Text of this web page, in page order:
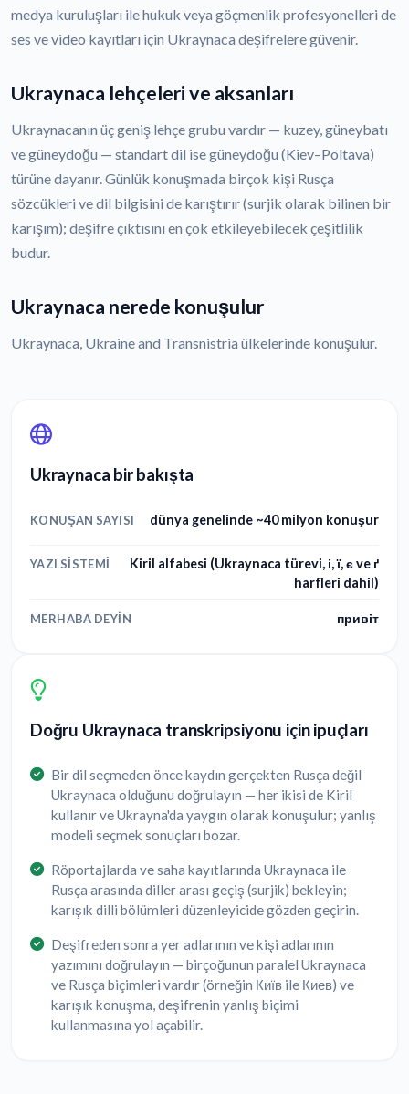
medya kuruluşları ile hukuk veya göçmenlik profesyonelleri de
ses ve video kayıtları için Ukraynaca deşifrelere güvenir.
Ukraynaca lehçeleri ve aksanları
Ukraynacanın üç geniş lehçe grubu vardır — kuzey, güneybatı
ve güneydoğu — standart dil ise güneydoğu (Kiev–Poltava)
türüne dayanır. Günlük konuşmada birçok kişi Rusça
sözcükleri ve dil bilgisini de karıştırır (surjik olarak bilinen bir
karışım); deşifre çıktısını en çok etkileyebilecek çeşitlilik
budur.
Ukraynaca nerede konuşulur
Ukraynaca, Ukraine and Transnistria ülkelerinde konuşulur.
Ukraynaca bir bakışta
KONUŞAN SAYISI dünya genelinde ~40 milyon konuşur
YAZI SISTEMI
Kiril alfabesi (Ukraynaca türevi, і, ї, є ve ґ
harfleri dahil)
MERHABA DEYIN привіт
Doğru Ukraynaca transkripsiyonu için ipuçları
Bir dil seçmeden önce kaydın gerçekten Rusça değil
Ukraynaca olduğunu doğrulayın — her ikisi de Kiril
kullanır ve Ukrayna'da yaygın olarak konuşulur; yanlış
modeli seçmek sonuçları bozar.
Röportajlarda ve saha kayıtlarında Ukraynaca ile
Rusça arasında diller arası geçiş (surjik) bekleyin;
karışık dilli bölümleri düzenleyicide gözden geçirin.
Deşifreden sonra yer adlarının ve kişi adlarının
yazımını doğrulayın — birçoğunun paralel Ukraynaca
ve Rusça biçimleri vardır (örneğin Київ ile Киев) ve
karışık konuşma, deşifrenin yanlış biçimi
kullanmasına yol açabilir.